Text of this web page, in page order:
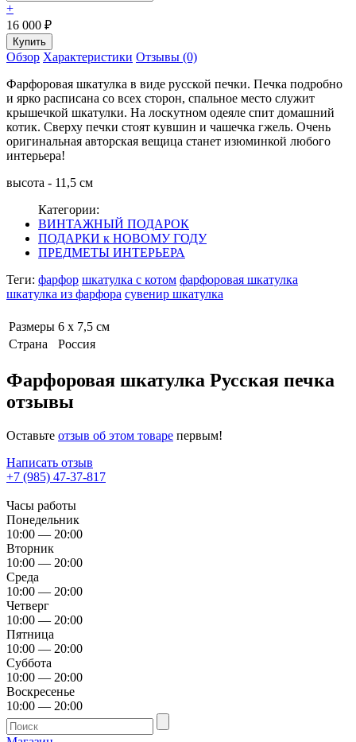
+
16 000 ₽
Обзор Характеристики Отзывы (0)
Фарфоровая шкатулка в виде русской печки. Печка подробно
и ярко расписана со всех сторон, спальное место служит
крышечкой шкатулки. На лоскутном одеяле спит домашний
котик. Сверху печки стоят кувшин и чашечка гжель. Очень
оригинальная авторская вещица станет изюминкой любого
интерьера!
высота - 11,5 см
Категории:
ВИНТАЖНЫЙ ПОДАРОК
ПОДАРКИ к НОВОМУ ГОДУ
ПРЕДМЕТЫ ИНТЕРЬЕРА
Теги: фарфор шкатулка с котом фарфоровая шкатулка
шкатулка из фарфора сувенир шкатулка
Размеры 6 х 7,5 см
Страна
Россия
Фарфоровая шкатулка Русская печка
отзывы
Оставьте отзыв об этом товаре первым!
Написать отзыв
+7 (985) 47-37-817
Часы работы
Понедельник
10:00 — 20:00
Вторник
10:00 — 20:00
Среда
10:00 — 20:00
Четверг
10:00 — 20:00
Пятница
10:00 — 20:00
Суббота
10:00 — 20:00
Воскресенье
10:00 — 20:00